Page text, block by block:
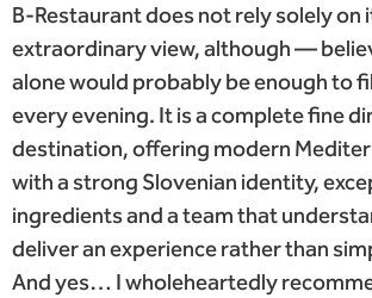
B-Restaurant does not rely solely on
extraordinary view, although —
alone would probably be enough to
every evening. It is a complete fine
destination, offering modern
with a strong Slovenian identity,
ingredients and a team that
deliver an experience rather than
And yes… I wholeheartedly